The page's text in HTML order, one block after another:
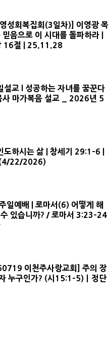
영성회복집회(3일차)] 이영광 목
음으로 이 시대를 돌파하라 |
16절 | 25.11.28
설교 l 성공하는 자녀를 꿈꾼다
사 마가복음 설교 _ 2026년 5
도하시는 삶 | 창세기 29:1-6 |
(4/22/2026)
일예배 | 로마서(6) 어떻게 해
수 있습니까? / 로마서 3:23-24
이천주사랑교회] 주의 장
누구인가? (시15:1-5)ㅣ정단